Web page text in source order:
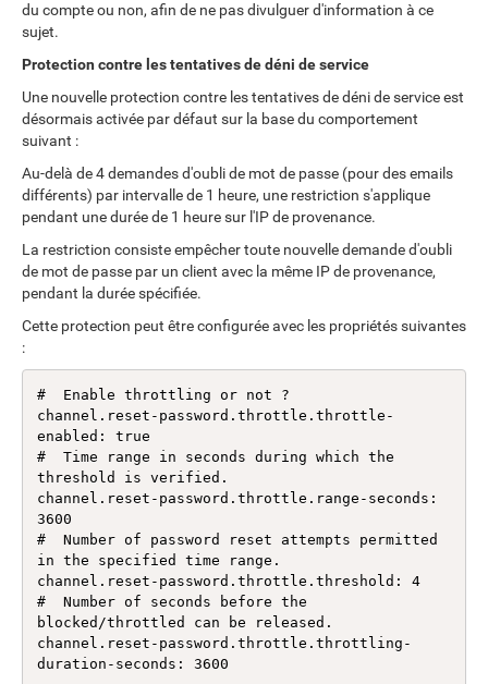
du compte ou non, afin de ne pas divulguer d'information à ce
sujet.
Protection contre les tentatives de déni de service
Une nouvelle protection contre les tentatives de déni de service est
désormais activée par défaut sur la base du comportement
suivant :
Au-delà de 4 demandes d'oubli de mot de passe (pour des emails
différents) par intervalle de 1 heure, une restriction s'applique
pendant une durée de 1 heure sur l'IP de provenance.
La restriction consiste empêcher toute nouvelle demande d'oubli
de mot de passe par un client avec la même IP de provenance,
pendant la durée spécifiée.
Cette protection peut être configurée avec les propriétés suivantes
:
#  Enable throttling or not ?
channel.reset-password.throttle.throttle-
enabled: true
#  Time range in seconds during which the
threshold is verified.
channel.reset-password.throttle.range-seconds:
3600
#  Number of password reset attempts permitted
in the specified time range.
channel.reset-password.throttle.threshold: 4
#  Number of seconds before the
blocked/throttled can be released.
channel.reset-password.throttle.throttling-